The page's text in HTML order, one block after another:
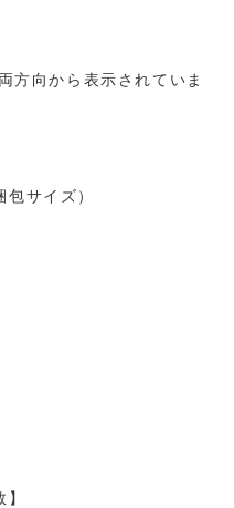
方向から表示されていま
サイズ）